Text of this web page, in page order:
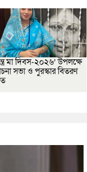
মা দিবস-২০২৬’ উপলক্ষে
সভা ও পুরস্কার বিতরণ